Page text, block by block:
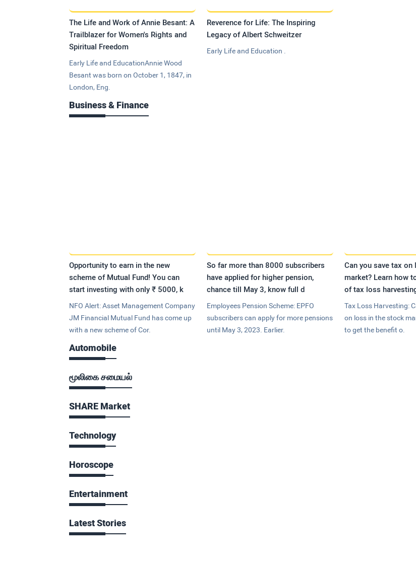
The Life and Work of Annie Besant: A
Trailblazer for Women's Rights and
Spiritual Freedom
Early Life and EducationAnnie Wood
Besant was born on October 1, 1847, in
London, Eng.
Reverence for Life: The Inspiring
Legacy of Albert Schweitzer
Early Life and Education .
Business & Finance
Opportunity to earn in the new
scheme of Mutual Fund! You can
start investing with only ₹ 5000, k
NFO Alert: Asset Management Company
JM Financial Mutual Fund has come up
with a new scheme of Cor.
So far more than 8000 subscribers
have applied for higher pension,
chance till May 3, know full d
Employees Pension Scheme: EPFO
subscribers can apply for more pensions
until May 3, 2023. Earlier.
Can you save tax
market? Learn how
of tax loss
Tax Loss Harvesting:
on loss in the stock
to get the benefit o.
Automobile
மூலிகை சமையல்
SHARE Market
Technology
Horoscope
Entertainment
Latest Stories